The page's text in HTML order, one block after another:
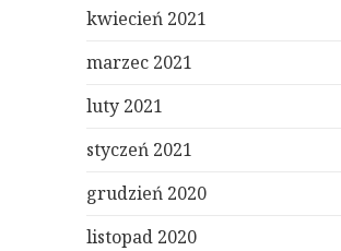
kwiecień 2021
marzec 2021
luty 2021
styczeń 2021
grudzień 2020
listopad 2020